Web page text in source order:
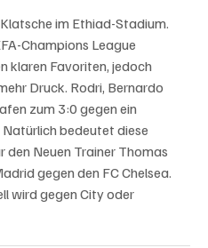
im Ethiad-Stadium.
Champions League
klaren Favoriten, jedoch
Druck. Rodri, Bernardo
zum 3:0 gegen ein
bedeutet diese
den Neuen Trainer Thomas
gegen den FC Chelsea.
wird gegen City oder